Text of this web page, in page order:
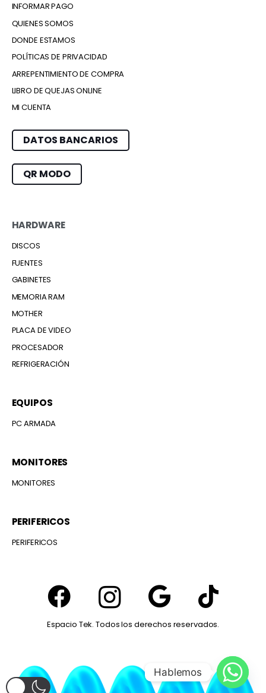
INFORMAR PAGO
QUIENES SOMOS
DONDE ESTAMOS
POLÍTICAS DE PRIVACIDAD
ARREPENTIMIENTO DE COMPRA
LIBRO DE QUEJAS ONLINE
MI CUENTA
DATOS BANCARIOS
QR MODO
HARDWARE
DISCOS
FUENTES
GABINETES
MEMORIA RAM
MOTHER
PLACA DE VIDEO
PROCESADOR
REFRIGERACIÓN
EQUIPOS
PC ARMADA
MONITORES
MONITORES
PERIFERICOS
PERIFERICOS
Espacio Tek. Todos los derechos reservados.
Hablemos